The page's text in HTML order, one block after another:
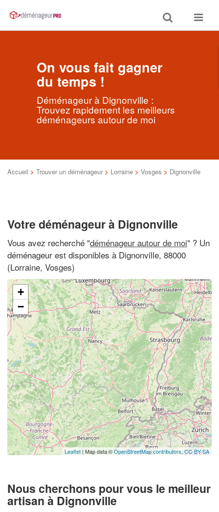
Toggle
search
Toggle
On vous fait gagner
du temps !
Déménageur à Dignonville :
Trouvez rapidement les meilleurs
déménageurs autour de moi
Accueil > Trouver un déménageur > Lorraine > Vosges > Dignonville
Votre déménageur à Dignonville
Vous avez recherché "déménageur autour de moi" ? Un
déménageur est disponibles à Dignonville, 88000
(Lorraine, Vosges)
+
−
Leaflet | Map data ©OpenStreetMap contributors,CC-BY-SA
Nous cherchons pour vous le meilleur
artisan à Dignonville